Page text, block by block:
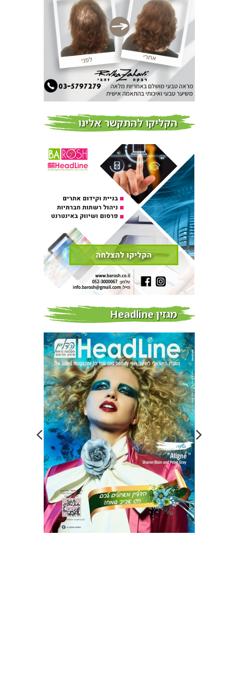
צמידי שיער – המומחים
לצמידי שיער ברמת השרון
חדשות
פרוברי PROBERRY מוצרי
שיער מבוססי גוג’י ברי
חדש על המדף
כובשת את השטח עם יום
הדרכה מוצלח נוסף
אירועים בארץ
הקליקו להתקשר אלינו
מגזין Headline